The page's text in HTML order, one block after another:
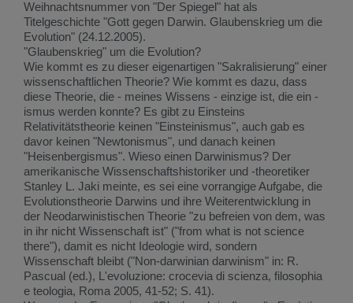
Weihnachtsnummer von "Der Spiegel" hat als
Titelgeschichte "Gott gegen Darwin. Glaubenskrieg um die
Evolution" (24.12.2005).
"Glaubenskrieg" um die Evolution?
Wie kommt es zu dieser eigenartigen "Sakralisierung" einer
wissenschaftlichen Theorie? Wie kommt es dazu, dass
diese Theorie, die - meines Wissens - einzige ist, die ein -
ismus werden konnte? Es gibt zu Einsteins
Relativitätstheorie keinen "Einsteinismus", auch gab es
davor keinen "Newtonismus", und danach keinen
"Heisenbergismus". Wieso einen Darwinismus? Der
amerikanische Wissenschaftshistoriker und -theoretiker
Stanley L. Jaki meinte, es sei eine vorrangige Aufgabe, die
Evolutionstheorie Darwins und ihre Weiterentwicklung in
der Neodarwinistischen Theorie "zu befreien von dem, was
in ihr nicht Wissenschaft ist" ("from what is not science
there"), damit es nicht Ideologie wird, sondern
Wissenschaft bleibt ("Non-darwinian darwinism" in: R.
Pascual (ed.), L'evoluzione: crocevia di scienza, filosophia
e teologia, Roma 2005, 41-52; S. 41).